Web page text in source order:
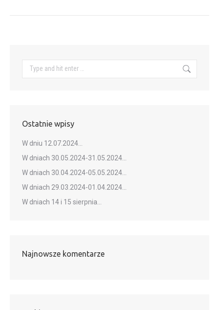
Search:
Ostatnie wpisy
W dniu 12.07.2024…
W dniach 30.05.2024-31.05.2024…
W dniach 30.04.2024-05.05.2024…
W dniach 29.03.2024-01.04.2024…
W dniach 14 i 15 sierpnia…
Najnowsze komentarze